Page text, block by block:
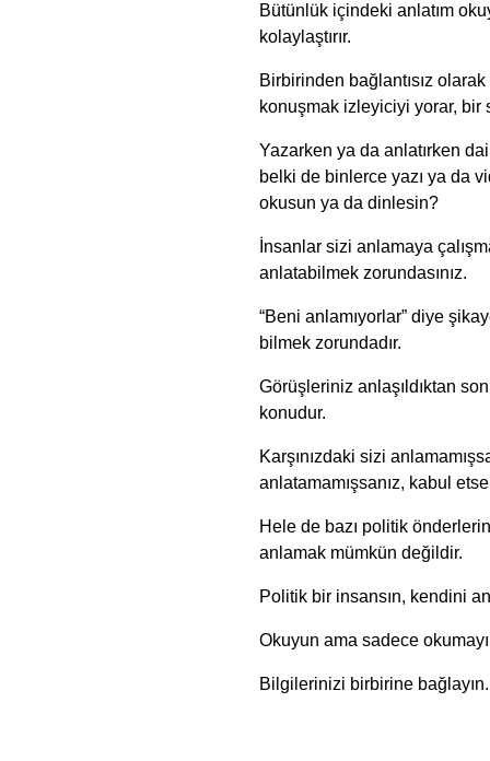
Bütünlük içindeki anlatım
kolaylaştırır.
Birbirinden bağlantısız
konuşmak izleyiciyi yorar, bir
Yazarken ya da anlatırken
belki de binlerce yazı ya da
okusun ya da dinlesin?
İnsanlar sizi anlamaya
anlatabilmek zorundasınız.
“Beni anlamıyorlar” diye
bilmek zorundadır.
Görüşleriniz anlaşıldıktan
konudur.
Karşınızdaki sizi
anlatamamışsanız, kabul
Hele de bazı politik önderlerin
anlamak mümkün değildir.
Politik bir insansın, kendini
Okuyun ama sadece
Bilgilerinizi birbirine bağlayın.